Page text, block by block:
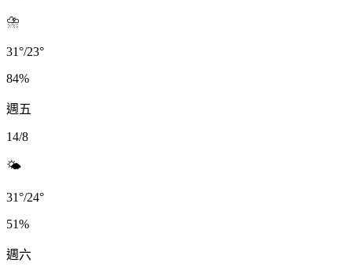
⛈️
31°/23°
84%
週五
14/8
🌤️
31°/24°
51%
週六